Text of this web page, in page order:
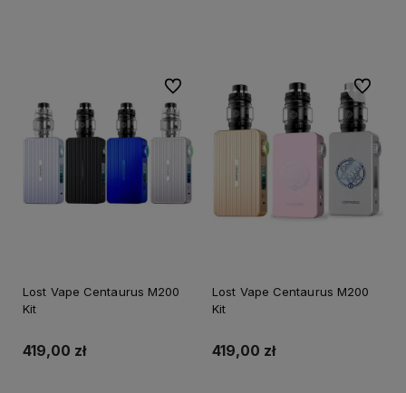
Lost Vape Centaurus M200
Kit
419,00 zł
Do ulubionych
Lost Vape Centaurus M200
Kit
419,00 zł
Do